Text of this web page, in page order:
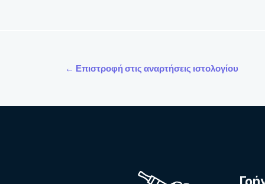
← Επιστροφή στις αναρτήσεις ιστολογίου